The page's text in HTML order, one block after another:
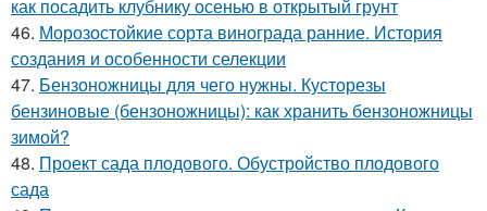
как посадить клубнику осенью в открытый грунт
46. Морозостойкие сорта винограда ранние. История
создания и особенности селекции
47. Бензоножницы для чего нужны. Кусторезы
бензиновые (бензоножницы): как хранить бензоножницы
зимой?
48. Проект сада плодового. Обустройство плодового
сада